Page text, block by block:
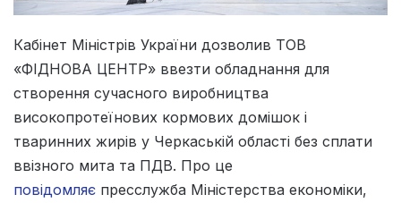
Кабінет Міністрів України дозволив ТОВ
«ФІДНОВА ЦЕНТР» ввезти обладнання для
створення сучасного виробництва
високопротеїнових кормових домішок і
тваринних жирів у Черкаській області без сплати
ввізного мита та ПДВ. Про це
повідомляє пресслужба Міністерства економіки,